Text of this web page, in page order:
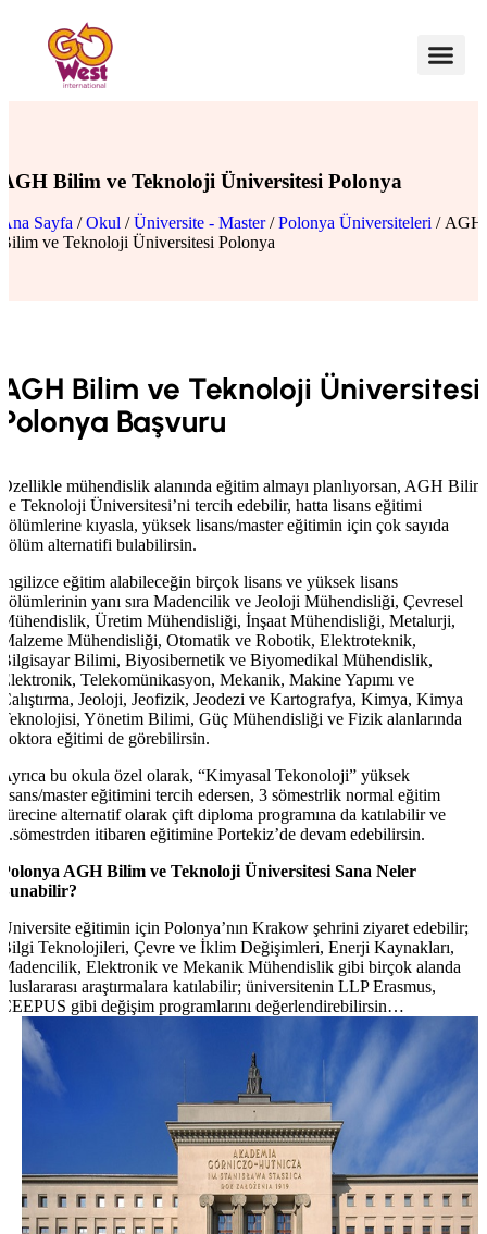
AGH Bilim ve Teknoloji Üniversitesi Polonya
Ana Sayfa /Okul /Üniversite - Master/Polonya Üniversiteleri / AGH
Bilim ve Teknoloji Üniversitesi Polonya
AGH Bilim ve Teknoloji Üniversitesi
Polonya Başvuru
Özellikle mühendislik alanında eğitim almayı planlıyorsan, AGH Bilim
ve Teknoloji Üniversitesi’ni tercih edebilir, hatta lisans eğitimi
bölümlerine kıyasla, yüksek lisans/master eğitimin için çok sayıda
bölüm alternatifi bulabilirsin.
İngilizce eğitim alabileceğin birçok lisans ve yüksek lisans
bölümlerinin yanı sıra Madencilik ve Jeoloji Mühendisliği, Çevresel
Mühendislik, Üretim Mühendisliği, İnşaat Mühendisliği, Metalurji,
Malzeme Mühendisliği, Otomatik ve Robotik, Elektroteknik,
Bilgisayar Bilimi, Biyosibernetik ve Biyomedikal Mühendislik,
Elektronik, Telekomünikasyon, Mekanik, Makine Yapımı ve
Çalıştırma, Jeoloji, Jeofizik, Jeodezi ve Kartografya, Kimya, Kimya
Teknolojisi, Yönetim Bilimi, Güç Mühendisliği ve Fizik alanlarında
doktora eğitimi de görebilirsin.
Ayrıca bu okula özel olarak, “Kimyasal Tekonoloji” yüksek
lisans/master eğitimini tercih edersen, 3 sömestrlik normal eğitim
sürecine alternatif olarak çift diploma programına da katılabilir ve
3.sömestrden itibaren eğitimine Portekiz’de devam edebilirsin.
Polonya AGH Bilim ve Teknoloji Üniversitesi Sana Neler
Sunabilir?
Üniversite eğitimin için Polonya’nın Krakow şehrini ziyaret edebilir;
Bilgi Teknolojileri, Çevre ve İklim Değişimleri, Enerji Kaynakları,
Madencilik, Elektronik ve Mekanik Mühendislik gibi birçok alanda
uluslararası araştırmalara katılabilir; üniversitenin LLP Erasmus,
CEEPUS gibi değişim programlarını değerlendirebilirsin…